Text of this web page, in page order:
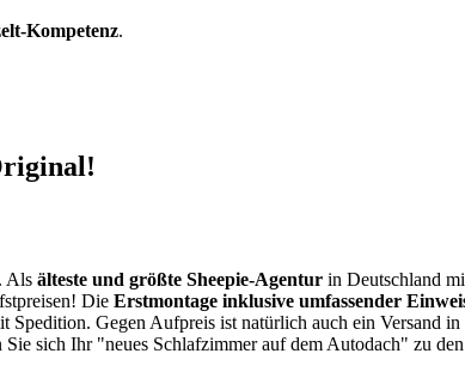
Kompetenz.
Als älteste und größte Sheepie-Agentur in Deutschland
Die Erstmontage inklusive umfassender
Gegen Aufpreis ist natürlich auch ein Versand
Sie sich Ihr "neues Schlafzimmer auf dem Autodach" zu